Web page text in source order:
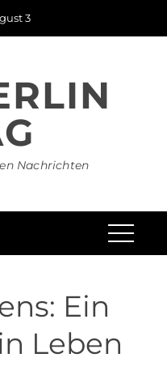
3
Nachrichten
Ein
Leben